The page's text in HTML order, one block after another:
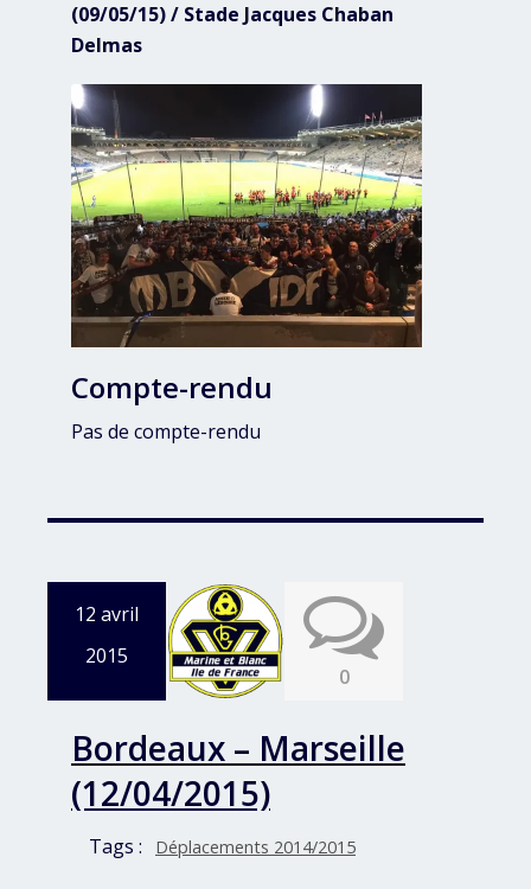
(09/05/15) / Stade Jacques Chaban
Delmas
Compte-rendu
Pas de compte-rendu
12 avril
2015
0
Bordeaux – Marseille
(12/04/2015)
Tags : Déplacements 2014/2015